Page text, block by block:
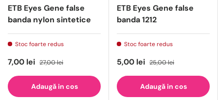
ETB Eyes Gene false
banda nylon sintetice
Stoc foarte redus
7,00 lei 27,00 lei
Adaugă in cos
ETB Eyes Gene false
banda 1212
Stoc foarte redus
5,00 lei 25,00 lei
Adaugă in cos